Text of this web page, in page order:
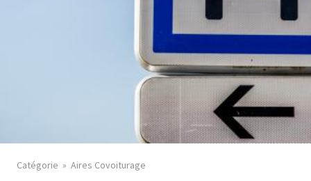
Catégorie Aires Covoiturage